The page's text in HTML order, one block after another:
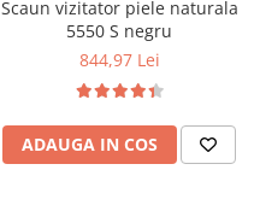
Scaun vizitator piele naturala
5550 S negru
844,97 Lei
ADAUGA IN COS